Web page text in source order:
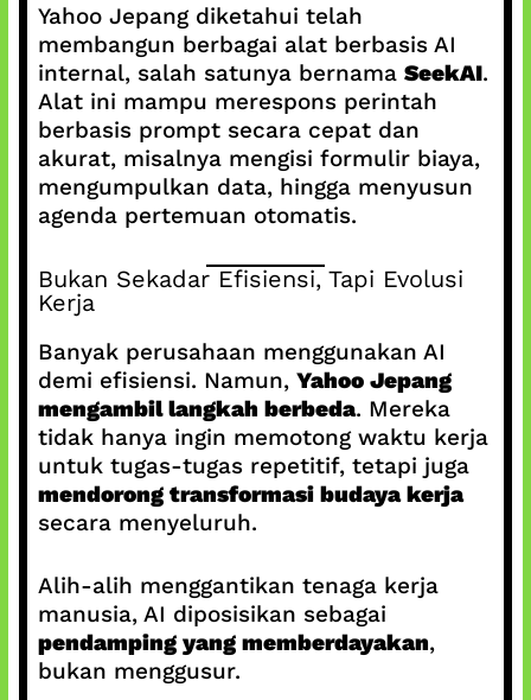
Yahoo Jepang diketahui telah
membangun berbagai alat berbasis AI
internal, salah satunya bernama SeekAI.
Alat ini mampu merespons perintah
berbasis prompt secara cepat dan
akurat, misalnya mengisi formulir biaya,
mengumpulkan data, hingga menyusun
agenda pertemuan otomatis.
Bukan Sekadar Efisiensi, Tapi Evolusi
Kerja
Banyak perusahaan menggunakan AI
demi efisiensi. Namun, Yahoo Jepang
mengambil langkah berbeda. Mereka
tidak hanya ingin memotong waktu kerja
untuk tugas-tugas repetitif, tetapi juga
mendorong transformasi budaya kerja
secara menyeluruh.
Alih-alih menggantikan tenaga kerja
manusia, AI diposisikan sebagai
pendamping yang memberdayakan,
bukan menggusur.